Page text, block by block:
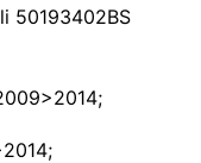
50193402BS